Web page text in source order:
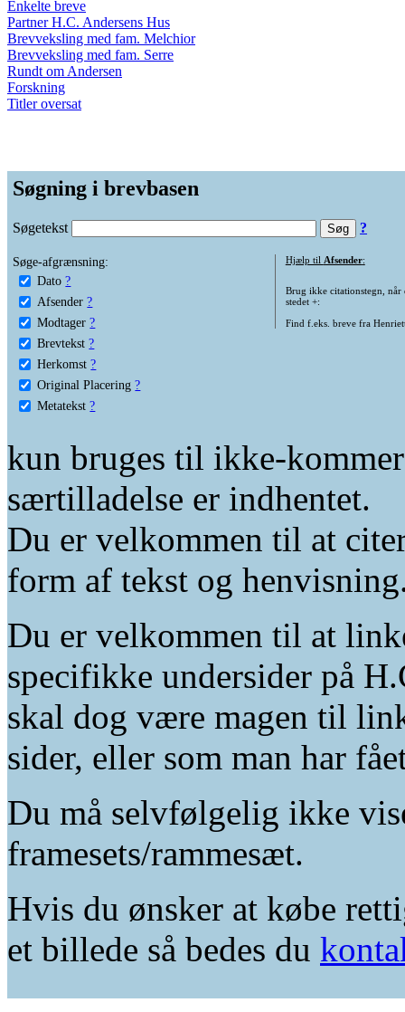
Enkelte breve
Partner H.C. Andersens Hus
Brevveksling med fam. Melchior
Brevveksling med fam. Serre
Rundt om Andersen
Forskning
Titler oversat
Søgning i brevbasen
Søgetekst ?
Søge-afgrænsning:
Dato ?
Afsender ?
Modtager ?
Brevtekst ?
Herkomst ?
Original Placering ?
Metatekst ?
Hjælp til Afsender:
Brug ikke citationstegn, når
stedet +:
Find f.eks. breve fra
kun bruges til ikke-
særtilladelse er indhentet.
Du er velkommen til at
form af tekst og
Du er velkommen til at
specifikke undersider på
skal dog være magen til
sider, eller som man har
Du må selvfølgelig ikke
framesets/rammesæt.
Hvis du ønsker at købe
et billede så bedes du